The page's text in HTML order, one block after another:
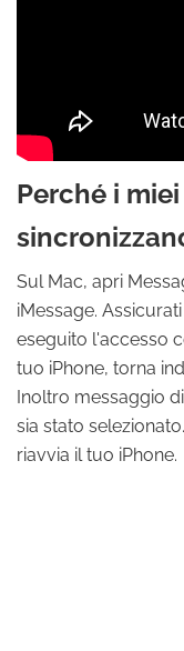
Perché i
Sul Mac, apri
iMessage.
eseguito l'accesso
tuo iPhone, torna
Inoltro messaggio
sia stato
riavvia il tuo iPhone.